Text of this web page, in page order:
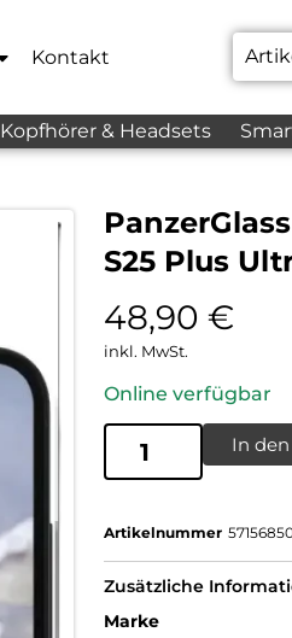
Kontakt
Kopfhörer & Headsets
S25 Plus
48,90 €
inkl. MwSt.
Online verfügbar
In
Artikelnummer
Zusätzliche
Marke